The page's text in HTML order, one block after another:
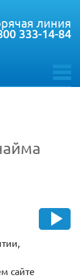
toggle
линия
333-14-84
сайте